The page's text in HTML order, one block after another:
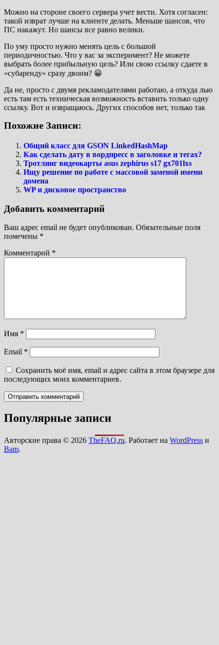
Можно на стороне своего сервера учет вести. Хотя согласен:
такой изврат лучше на клиенте делать. Меньше шансов, что
ПС накажут. Но шансы все равно велики.
По уму просто нужно менять цель с большой
периодичностью. Что у вас за эксперимент? Не можете
выбрать более прибыльную цель? Или свою ссылку сдаете в
«субаренду» сразу двоим? 😀
Да не, просто с двумя рекламодателями работаю, а откуда лью
есть там есть техническая возможность вставить только одну
ссылку. Вот и извращаюсь. Других способов нет, только так
Похожие Записи:
Общий класс для GSON LinkedHashMap
Как сделать дату в вордпресс в заголовке и тегах?
Тротлинг видеокарты asus zephirus s17 gx701lxs
Ищу решение по работе с массовой заменой имени
домена
WP и дисковое пространство
Добавить комментарий
Ваш адрес email не будет опубликован. Обязательные поля
помечены *
Комментарий *
Имя *
Email *
Сохранить моё имя, email и адрес сайта в этом браузере для
последующих моих комментариев.
Популярные записи
Авторские права © 2026 TheFAQ.ru. Работает на WordPress и
Bam.